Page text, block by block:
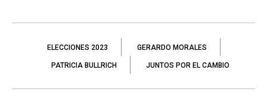
ELECCIONES 2023 GERARDO MORALES
PATRICIA BULLRICH JUNTOS POR EL CAMBIO